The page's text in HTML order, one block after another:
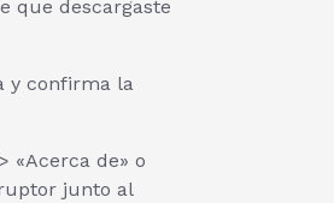
que descargaste
y confirma la
«Acerca de» o
junto al